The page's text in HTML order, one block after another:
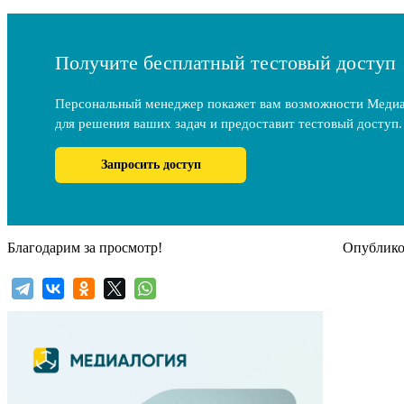
Получите бесплатный тестовый доступ
Персональный менеджер покажет вам возможности
для решения ваших задач и предоставит тестовый доступ.
Запросить доступ
Благодарим за просмотр!